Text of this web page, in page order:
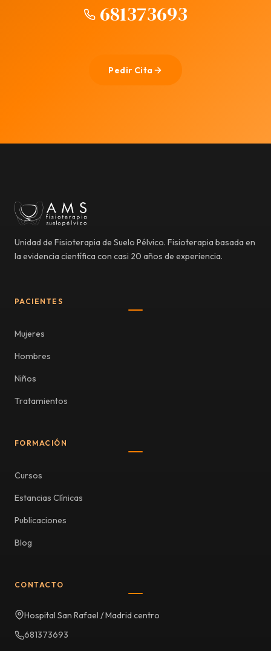
681373693
Pedir Cita
Unidad de Fisioterapia de Suelo Pélvico. Fisioterapia basada en
la evidencia científica con casi 20 años de experiencia.
PACIENTES
Mujeres
Hombres
Niños
Tratamientos
FORMACIÓN
Cursos
Estancias Clínicas
Publicaciones
Blog
CONTACTO
Hospital San Rafael / Madrid centro
681373693